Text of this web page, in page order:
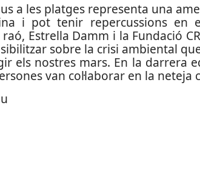
a les platges representa una
i pot tenir repercussions en
Estrella Damm i la Fundació
sobre la crisi ambiental
els nostres mars. En la darrera
van col·laborar en la neteja
obres de naturalització d’un tram de la riera de